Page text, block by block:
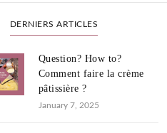
DERNIERS ARTICLES
Question? How to?
Comment faire la crème
pâtissière ?
January 7, 2025